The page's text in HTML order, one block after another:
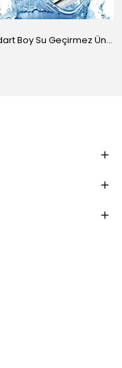
Standart Boy Su Geçirmez Üniversal Kılıf